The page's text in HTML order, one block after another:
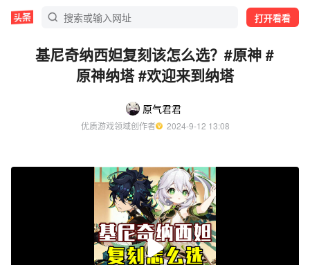
打开看看
基尼奇纳西妲复刻该怎么选？#原神 #
原神纳塔 #欢迎来到纳塔
原气君君
优质游戏领域创作者
  2024-9-12 13:08